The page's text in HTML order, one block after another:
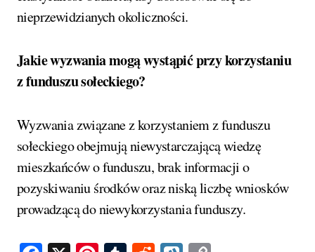
nieprzewidzianych okoliczności.
Jakie wyzwania mogą wystąpić przy korzystaniu
z funduszu sołeckiego?
Wyzwania związane z korzystaniem z funduszu
sołeckiego obejmują niewystarczającą wiedzę
mieszkańców o funduszu, brak informacji o
pozyskiwaniu środków oraz niską liczbę wniosków
prowadzącą do niewykorzystania funduszy.